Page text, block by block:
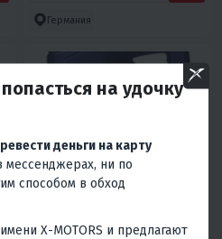
Германия
П/С OUTBOARD MARINE 4Л
на удочку
деньги на карту
мессенджерах, ни по
способом в обход
X-MOTORS и предлагают